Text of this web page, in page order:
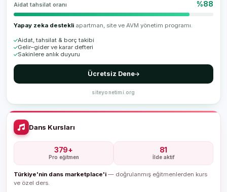
Aidat tahsilat oranı %88
Yapay zeka destekli apartman, site ve AVM yönetim programı.
Aidat, tahsilat & borç takibi
Gelir–gider ve karar defteri
Sakinlere anlık duyuru
Ücretsiz Dene
siteyonetimi.org
Dans Kursları
379+
Pro eğitmen
81
İlde aktif
Türkiye'nin dans marketplace'i — doğrulanmış eğitmenlerden kurs
ve özel ders.